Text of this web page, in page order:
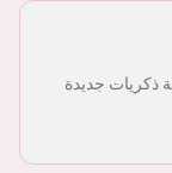
ذكريات جديدة